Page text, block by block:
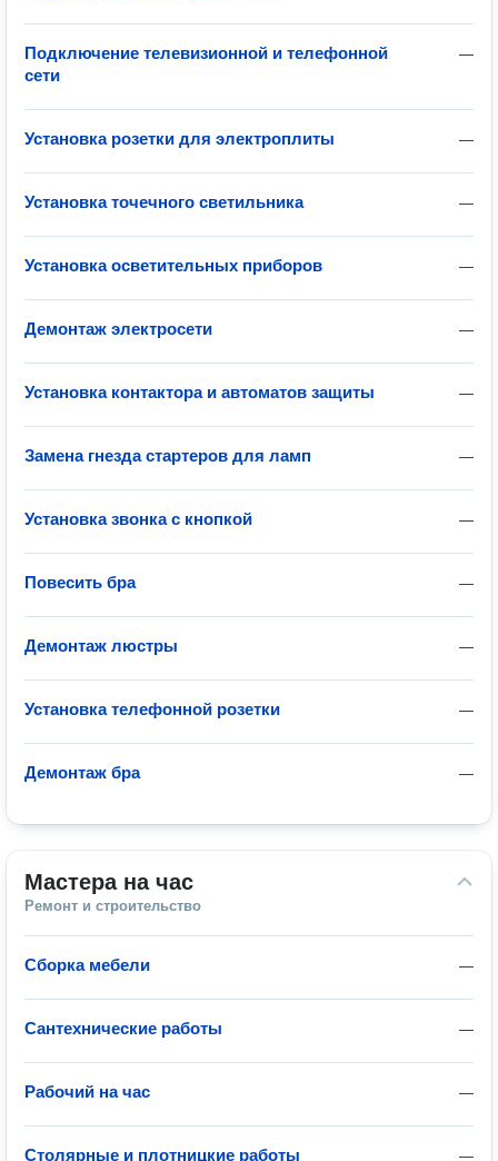
—
Подключение телевизионной и телефонной
сети
—
Установка розетки для электроплиты
—
Установка точечного светильника
—
Установка осветительных приборов
—
Демонтаж электросети
—
Установка контактора и автоматов защиты
—
Замена гнезда стартеров для ламп
—
Установка звонка с кнопкой
—
Повесить бра
—
Демонтаж люстры
—
Установка телефонной розетки
—
Демонтаж бра
Мастера на час
Ремонт и строительство
—
Сборка мебели
—
Сантехнические работы
—
Рабочий на час
—
Столярные и плотницкие работы